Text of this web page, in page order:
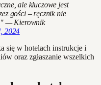
ale kluczowe jest
gości – ręcznik nie
— Kierownik
2024
się w hotelach instrukcje i
oraz zgłaszanie wszelkich